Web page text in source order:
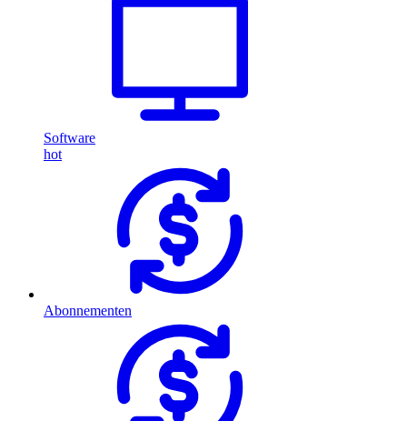
Software
hot
Abonnementen